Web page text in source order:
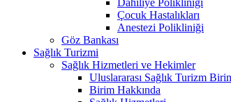
Çocuk Hastalıkları
Anestezi Polikliniği
Göz Bankası
Sağlık Turizmi
Sağlık Hizmetleri ve Hekimler
Uluslararası Sağlık Turizm
Birim Hakkında